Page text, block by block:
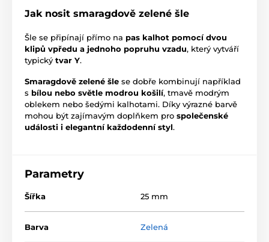
Jak nosit smaragdově zelené šle
Šle se připínají přímo na pas kalhot pomocí dvou
klipů vpředu a jednoho popruhu vzadu, který vytváří
typický tvar Y.
Smaragdově zelené šle se dobře kombinují například
s bílou nebo světle modrou košilí, tmavě modrým
oblekem nebo šedými kalhotami. Díky výrazné barvě
mohou být zajímavým doplňkem pro společenské
události i elegantní každodenní styl.
Parametry
Šířka 25 mm
Barva Zelená